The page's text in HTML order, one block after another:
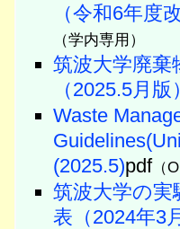
（令和6年度
（学内専用）
筑波大学廃棄
（2025.5月版
Waste
(2025.5)pdf（
筑波大学の実
表（2024年3